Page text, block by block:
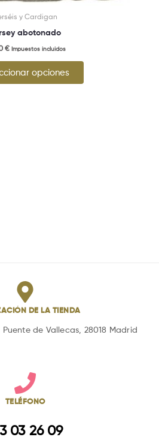
y Cardigan
abotonado
€ Impuestos incluidos
opciones
DE LA TIENDA
Puente de Vallecas, 28018 Madrid
TELÉFONO
03 26 09